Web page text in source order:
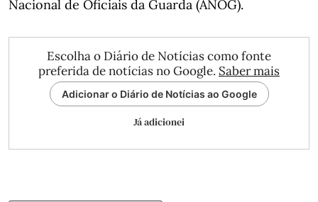
Nacional de Oficiais da Guarda (ANOG).
Escolha o Diário de Notícias como fonte
preferida de notícias no Google. Saber mais
Adicionar o Diário de Notícias ao Google
Já adicionei